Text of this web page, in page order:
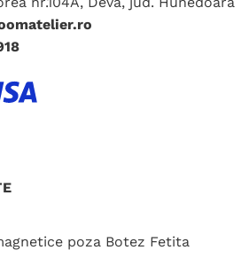
poza Botez Fetita